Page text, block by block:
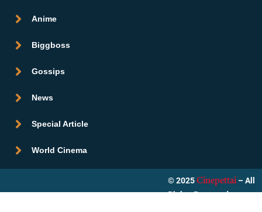
Anime
Biggboss
Gossips
News
Special Article
World Cinema
© 2025 Cinepettai – All
Rights Reserved